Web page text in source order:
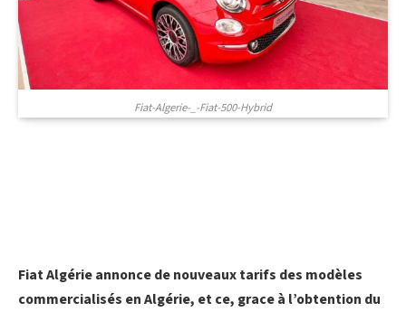
Fiat-Algerie-_-Fiat-500-Hybrid
Fiat Algérie annonce de nouveaux tarifs des modèles
commercialisés en Algérie, et ce, grace à l’obtention du